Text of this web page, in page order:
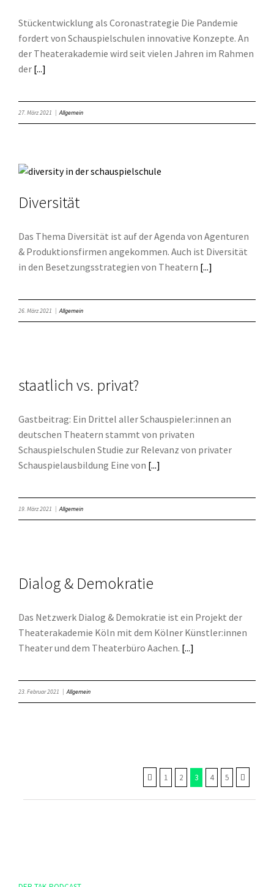
Stückentwicklung als Coronastrategie Die Pandemie
fordert von Schauspielschulen innovative Konzepte. An
der Theaterakademie wird seit vielen Jahren im Rahmen
der [...]
27. März 2021 Allgemein
Diversität
Das Thema Diversität ist auf der Agenda von Agenturen
& Produktionsfirmen angekommen. Auch ist Diversität
in den Besetzungsstrategien von Theatern [...]
26. März 2021 Allgemein
staatlich vs. privat?
Gastbeitrag: Ein Drittel aller Schauspieler:innen an
deutschen Theatern stammt von privaten
Schauspielschulen Studie zur Relevanz von privater
Schauspielausbildung Eine von [...]
19. März 2021 Allgemein
Dialog & Demokratie
Das Netzwerk Dialog & Demokratie ist ein Projekt der
Theaterakademie Köln mit dem Kölner Künstler:innen
Theater und dem Theaterbüro Aachen. [...]
23. Februar 2021 Allgemein
1 2 3 4 5